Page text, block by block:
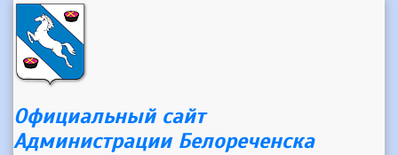
Официальный сайт
Администрации Белореченска